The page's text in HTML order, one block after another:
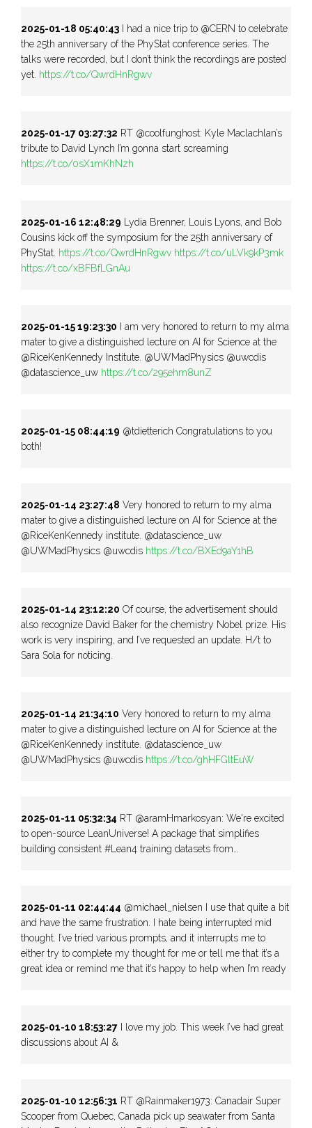
2025-01-18 05:40:43 I had a nice trip to @CERN to celebrate
the 25th anniversary of the PhyStat conference series. The
talks were recorded, but I don’t think the recordings are posted
yet. https://t.co/QwrdHnRgwv
2025-01-17 03:27:32 RT @coolfunghost: Kyle Maclachlan’s
tribute to David Lynch I’m gonna start screaming
https://t.co/0sX1mKhNzh
2025-01-16 12:48:29 Lydia Brenner, Louis Lyons, and Bob
Cousins kick off the symposium for the 25th anniversary of
PhyStat. https://t.co/QwrdHnRgwv https://t.co/uLVk9kP3mk
https://t.co/xBFBfLGnAu
2025-01-15 19:23:30 I am very honored to return to my alma
mater to give a distinguished lecture on AI for Science at the
@RiceKenKennedy Institute. @UWMadPhysics @uwcdis
@datascience_uw https://t.co/295ehm8unZ
2025-01-15 08:44:19 @tdietterich Congratulations to you
both!
2025-01-14 23:27:48 Very honored to return to my alma
mater to give a distinguished lecture on AI for Science at the
@RiceKenKennedy institute. @datascience_uw
@UWMadPhysics @uwcdis https://t.co/BXEd9aY1hB
2025-01-14 23:12:20 Of course, the advertisement should
also recognize David Baker for the chemistry Nobel prize. His
work is very inspiring, and I’ve requested an update. H/t to
Sara Sola for noticing.
2025-01-14 21:34:10 Very honored to return to my alma
mater to give a distinguished lecture on AI for Science at the
@RiceKenKennedy institute. @datascience_uw
@UWMadPhysics @uwcdis https://t.co/ghHFGltEuW
2025-01-11 05:32:34 RT @aramHmarkosyan: We're excited
to open-source LeanUniverse! A package that simplifies
building consistent #Lean4 training datasets from…
2025-01-11 02:44:44 @michael_nielsen I use that quite a bit
and have the same frustration. I hate being interrupted mid
thought. I’ve tried various prompts, and it interrupts me to
either try to complete my thought for me or tell me that it’s a
great idea or remind me that it’s happy to help when I’m ready
2025-01-10 18:53:27 I love my job. This week I’ve had great
discussions about AI &
2025-01-10 12:56:31 RT @Rainmaker1973: Canadair Super
Scooper from Quebec, Canada pick up seawater from Santa